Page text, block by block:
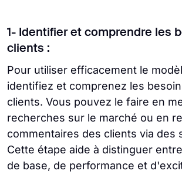
1- Identifier et comprendre les
clients :
Pour utiliser efficacement le
identifiez et comprenez les
clients. Vous pouvez le faire en
recherches sur le marché ou en
commentaires des clients via des
Cette étape aide à distinguer
de base, de performance et